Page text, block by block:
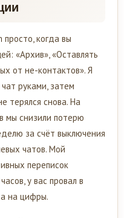
когда вы
«Архив», «Оставлять
от не-контактов». Я
руками, затем
терялся снова. На
мы снизили потерю
за счёт выключения
чатов. Мой
переписок
у вас провал в
на цифры.